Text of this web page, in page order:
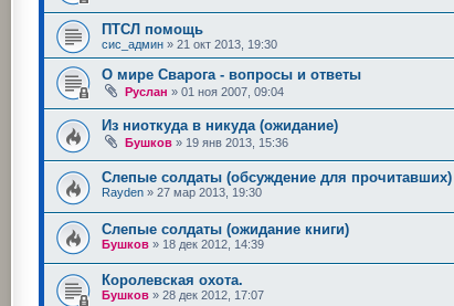
ПТСЛ помощь
сис_админ » 21 окт 2013, 19:30
О мире Сварога - вопросы и ответы
Руслан » 01 ноя 2007, 09:04
Из ниоткуда в никуда (ожидание)
Бушков » 19 янв 2013, 15:36
Слепые солдаты (обсуждение для прочитавших)
Rayden » 27 мар 2013, 19:30
Слепые солдаты (ожидание книги)
Бушков » 18 дек 2012, 14:39
Королевская охота.
Бушков » 28 дек 2012, 17:07